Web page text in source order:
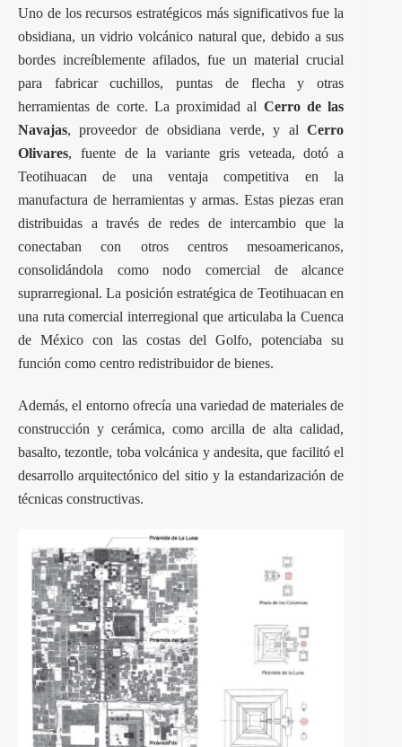
Uno de los recursos estratégicos más significativos fue la
obsidiana, un vidrio volcánico natural que, debido a sus
bordes increíblemente afilados, fue un material crucial
para fabricar cuchillos, puntas de flecha y otras
herramientas de corte. La proximidad al Cerro de las
Navajas, proveedor de obsidiana verde, y alCerro
Olivares, fuente de la variante gris veteada, dotó a
Teotihuacan de una ventaja competitiva en la
manufactura de herramientas y armas. Estas piezas eran
distribuidas a través de redes de intercambio que la
conectaban con otros centros mesoamericanos,
consolidándola como nodo comercial de alcance
suprarregional. La posición estratégica de Teotihuacan en
una ruta comercial interregional que articulaba la Cuenca
de México con las costas del Golfo, potenciaba su
función como centro redistribuidor de bienes.
Además, el entorno ofrecía una variedad de materiales de
construcción y cerámica, como arcilla de alta calidad,
basalto, tezontle, toba volcánica y andesita, que facilitó el
desarrollo arquitectónico del sitio y la estandarización de
técnicas constructivas.